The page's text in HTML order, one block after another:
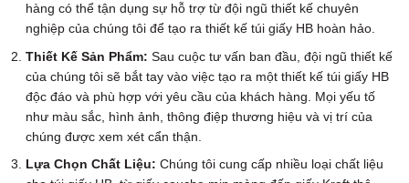
hàng có thể tận dụng sự hỗ trợ từ đội ngũ thiết kế chuyên
nghiệp của chúng tôi để tạo ra thiết kế túi giấy HB hoàn hảo.
Thiết Kế Sản Phẩm: Sau cuộc tư vấn ban đầu, đội ngũ thiết kế
của chúng tôi sẽ bắt tay vào việc tạo ra một thiết kế túi giấy HB
độc đáo và phù hợp với yêu cầu của khách hàng. Mọi yếu tố
như màu sắc, hình ảnh, thông điệp thương hiệu và vị trí của
chúng được xem xét cẩn thận.
Lựa Chọn Chất Liệu: Chúng tôi cung cấp nhiều loại chất liệu